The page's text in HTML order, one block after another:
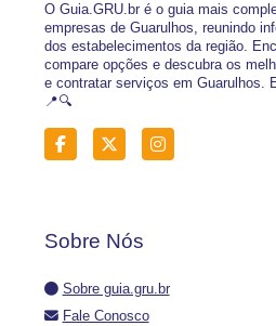
O Guia.GRU.br é o guia mais
empresas de Guarulhos, reunindo
dos estabelecimentos da região.
compare opções e descubra os
e contratar serviços em Guarulhos.
📍🔍
Sobre Nós
Sobre guia.gru.br
Fale Conosco